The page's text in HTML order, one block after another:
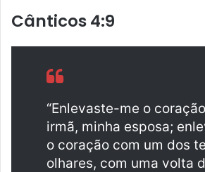
Cânticos 4:9
“Enlevaste-me o
irmã, minha esposa;
o coração com um dos
olhares, com uma volta